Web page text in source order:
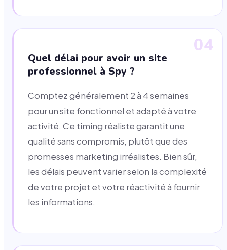
04
Quel délai pour avoir un site
professionnel à Spy ?
Comptez généralement 2 à 4 semaines
pour un site fonctionnel et adapté à votre
activité. Ce timing réaliste garantit une
qualité sans compromis, plutôt que des
promesses marketing irréalistes. Bien sûr,
les délais peuvent varier selon la complexité
de votre projet et votre réactivité à fournir
les informations.